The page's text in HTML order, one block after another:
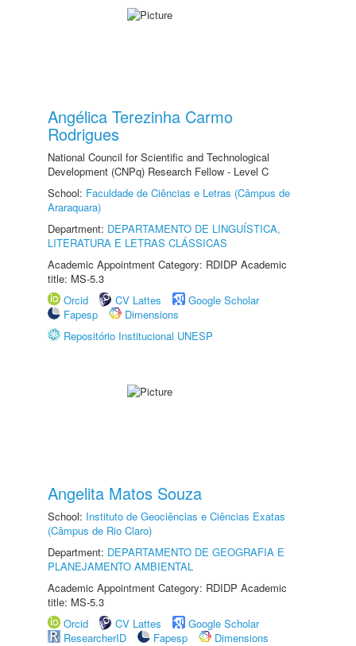
Angélica Terezinha Carmo
Rodrigues
National Council for Scientific and Technological
Development (CNPq) Research Fellow - Level C
School: Faculdade de Ciências e Letras (Câmpus de
Araraquara)
Department: DEPARTAMENTO DE LINGUÍSTICA,
LITERATURA E LETRAS CLÁSSICAS
Academic Appointment Category: RDIDP Academic
title: MS-5.3
Orcid
CV Lattes
Google Scholar
Fapesp
Dimensions
Repositório Institucional UNESP
Angelita Matos Souza
School: Instituto de Geociências e Ciências Exatas
(Câmpus de Rio Claro)
Department: DEPARTAMENTO DE GEOGRAFIA E
PLANEJAMENTO AMBIENTAL
Academic Appointment Category: RDIDP Academic
title: MS-5.3
Orcid
CV Lattes
Google Scholar
ResearcherID
Fapesp
Dimensions